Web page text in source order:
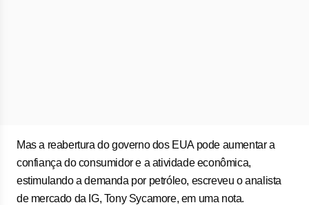
Mas a reabertura do governo dos EUA pode aumentar a
confiança do consumidor e a atividade econômica,
estimulando a demanda por petróleo, escreveu o analista
de mercado da IG, Tony Sycamore, em uma nota.